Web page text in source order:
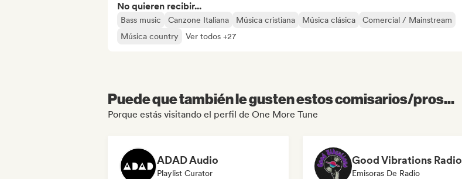
No quieren recibir...
Bass music Canzone Italiana Música cristiana Música clásica
Comercial / Mainstream
Música country
Ver todos +27
Puede que también le gusten estos comisarios/pros...
Porque estás visitando el perfil de One More Tune
ADAD Audio
Playlist Curator
Good Vibrations Radio
Emisoras De Radio